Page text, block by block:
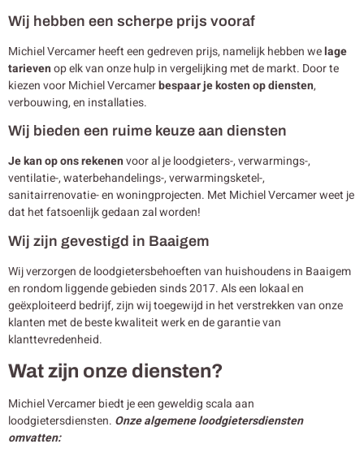
Wij hebben een scherpe prijs vooraf
Michiel Vercamer heeft een gedreven prijs, namelijk hebben welage
tarievenop elk van onze hulp in vergelijking met de markt. Door te
kiezen voor Michiel Vercamerbespaar je kosten op diensten,
verbouwing, en installaties.
Wij bieden een ruime keuze aan diensten
Je kan op ons rekenenvoor al je loodgieters-, verwarmings-,
ventilatie-, waterbehandelings-, verwarmingsketel-,
sanitairrenovatie- en woningprojecten. Met Michiel Vercamer weet je
dat het fatsoenlijk gedaan zal worden!
Wij zijn gevestigd in Baaigem
Wij verzorgen de loodgietersbehoeften van huishoudens in Baaigem
en rondom liggende gebieden sinds 2017. Als een lokaal en
geëxploiteerd bedrijf, zijn wij toegewijd in het verstrekken van onze
klanten met de beste kwaliteit werk en de garantie van
klanttevredenheid.
Wat zijn onze diensten?
Michiel Vercamer biedt je een geweldig scala aan
loodgietersdiensten. Onze algemene loodgietersdiensten
omvatten: